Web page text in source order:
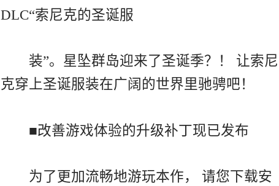
DLC“索尼克的圣诞服
装”。星坠群岛迎来了圣诞季？！ 让索尼
克穿上圣诞服装在广阔的世界里驰骋吧！
■改善游戏体验的升级补丁现已发布
为了更加流畅地游玩本作， 请您下载安